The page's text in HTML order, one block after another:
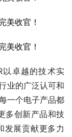
以卓越的技术实
业的广泛认可和
一个电子产品都
多创新产品和技
发展贡献更多力